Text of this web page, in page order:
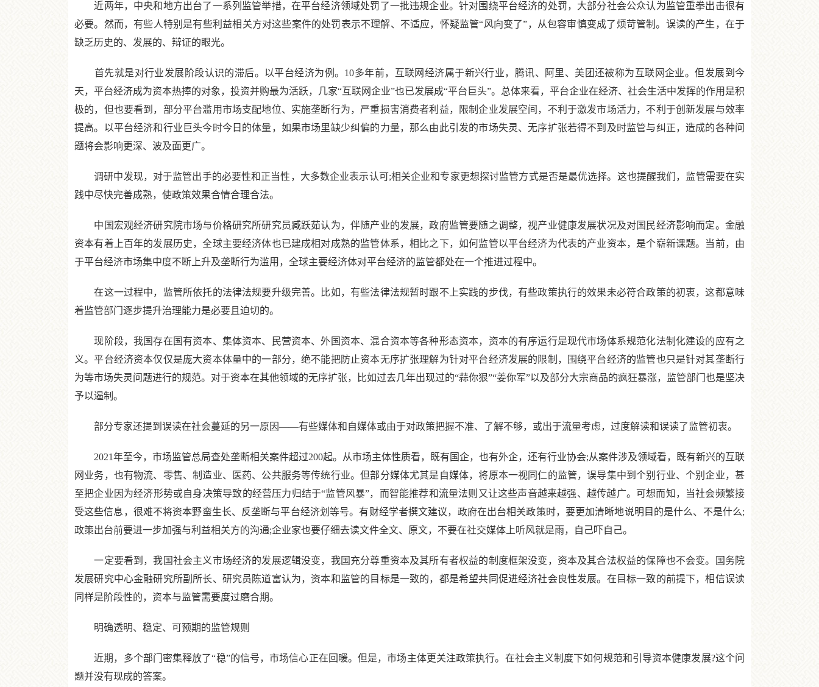
近两年，中央和地方出台了一系列监管举措，在平台经济领域处罚了一批违规企业。针对围绕平台经济的处罚，大部分社会公众认为监管重拳出击很有
必要。然而，有些人特别是有些利益相关方对这些案件的处罚表示不理解、不适应，怀疑监管“风向变了”，从包容审慎变成了烦苛管制。误读的产生，在于
缺乏历史的、发展的、辩证的眼光。
首先就是对行业发展阶段认识的滞后。以平台经济为例。10多年前，互联网经济属于新兴行业，腾讯、阿里、美团还被称为互联网企业。但发展到今
天，平台经济成为资本热捧的对象，投资并购最为活跃，几家“互联网企业”也已发展成“平台巨头”。总体来看，平台企业在经济、社会生活中发挥的作用是积
极的，但也要看到，部分平台滥用市场支配地位、实施垄断行为，严重损害消费者利益，限制企业发展空间，不利于激发市场活力，不利于创新发展与效率
提高。以平台经济和行业巨头今时今日的体量，如果市场里缺少纠偏的力量，那么由此引发的市场失灵、无序扩张若得不到及时监管与纠正，造成的各种问
题将会影响更深、波及面更广。
调研中发现，对于监管出手的必要性和正当性，大多数企业表示认可;相关企业和专家更想探讨监管方式是否是最优选择。这也提醒我们，监管需要在实
践中尽快完善成熟，使政策效果合情合理合法。
中国宏观经济研究院市场与价格研究所研究员臧跃茹认为，伴随产业的发展，政府监管要随之调整，视产业健康发展状况及对国民经济影响而定。金融
资本有着上百年的发展历史，全球主要经济体也已建成相对成熟的监管体系，相比之下，如何监管以平台经济为代表的产业资本，是个崭新课题。当前，由
于平台经济市场集中度不断上升及垄断行为滥用，全球主要经济体对平台经济的监管都处在一个推进过程中。
在这一过程中，监管所依托的法律法规要升级完善。比如，有些法律法规暂时跟不上实践的步伐，有些政策执行的效果未必符合政策的初衷，这都意味
着监管部门逐步提升治理能力是必要且迫切的。
现阶段，我国存在国有资本、集体资本、民营资本、外国资本、混合资本等各种形态资本，资本的有序运行是现代市场体系规范化法制化建设的应有之
义。平台经济资本仅仅是庞大资本体量中的一部分，绝不能把防止资本无序扩张理解为针对平台经济发展的限制，围绕平台经济的监管也只是针对其垄断行
为等市场失灵问题进行的规范。对于资本在其他领域的无序扩张，比如过去几年出现过的“蒜你狠”“姜你军”以及部分大宗商品的疯狂暴涨，监管部门也是坚决
予以遏制。
部分专家还提到误读在社会蔓延的另一原因——有些媒体和自媒体或由于对政策把握不准、了解不够，或出于流量考虑，过度解读和误读了监管初衷。
2021年至今，市场监管总局查处垄断相关案件超过200起。从市场主体性质看，既有国企，也有外企，还有行业协会;从案件涉及领域看，既有新兴的互联
网业务，也有物流、零售、制造业、医药、公共服务等传统行业。但部分媒体尤其是自媒体，将原本一视同仁的监管，误导集中到个别行业、个别企业，甚
至把企业因为经济形势或自身决策导致的经营压力归结于“监管风暴”，而智能推荐和流量法则又让这些声音越来越强、越传越广。可想而知，当社会频繁接
受这些信息，很难不将资本野蛮生长、反垄断与平台经济划等号。有财经学者撰文建议，政府在出台相关政策时，要更加清晰地说明目的是什么、不是什么;
政策出台前要进一步加强与利益相关方的沟通;企业家也要仔细去读文件全文、原文，不要在社交媒体上听风就是雨，自己吓自己。
一定要看到，我国社会主义市场经济的发展逻辑没变，我国充分尊重资本及其所有者权益的制度框架没变，资本及其合法权益的保障也不会变。国务院
发展研究中心金融研究所副所长、研究员陈道富认为，资本和监管的目标是一致的，都是希望共同促进经济社会良性发展。在目标一致的前提下，相信误读
同样是阶段性的，资本与监管需要度过磨合期。
明确透明、稳定、可预期的监管规则
近期，多个部门密集释放了“稳”的信号，市场信心正在回暖。但是，市场主体更关注政策执行。在社会主义制度下如何规范和引导资本健康发展?这个问
题并没有现成的答案。